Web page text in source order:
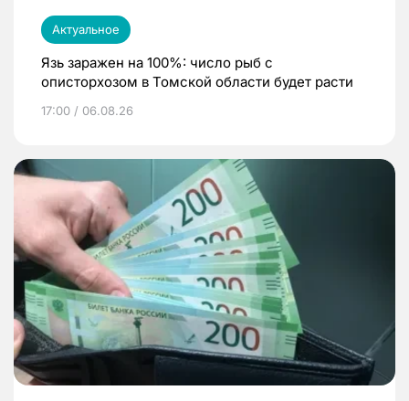
Актуальное
Язь заражен на 100%: число рыб с
описторхозом в Томской области будет расти
17:00 / 06.08.26